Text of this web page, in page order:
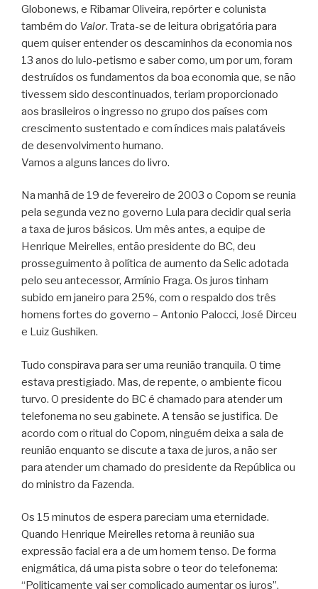
Globonews, e Ribamar Oliveira, repórter e colunista
também do Valor. Trata-se de leitura obrigatória para
quem quiser entender os descaminhos da economia nos
13 anos do lulo-petismo e saber como, um por um, foram
destruídos os fundamentos da boa economia que, se não
tivessem sido descontinuados, teriam proporcionado
aos brasileiros o ingresso no grupo dos países com
crescimento sustentado e com índices mais palatáveis
de desenvolvimento humano.
Vamos a alguns lances do livro.
Na manhã de 19 de fevereiro de 2003 o Copom se reunia
pela segunda vez no governo Lula para decidir qual seria
a taxa de juros básicos. Um mês antes, a equipe de
Henrique Meirelles, então presidente do BC, deu
prosseguimento à política de aumento da Selic adotada
pelo seu antecessor, Armínio Fraga. Os juros tinham
subido em janeiro para 25%, com o respaldo dos três
homens fortes do governo – Antonio Palocci, José Dirceu
e Luiz Gushiken.
Tudo conspirava para ser uma reunião tranquila. O time
estava prestigiado. Mas, de repente, o ambiente ficou
turvo. O presidente do BC é chamado para atender um
telefonema no seu gabinete. A tensão se justifica. De
acordo com o ritual do Copom, ninguém deixa a sala de
reunião enquanto se discute a taxa de juros, a não ser
para atender um chamado do presidente da República ou
do ministro da Fazenda.
Os 15 minutos de espera pareciam uma eternidade.
Quando Henrique Meirelles retorna à reunião sua
expressão facial era a de um homem tenso. De forma
enigmática, dá uma pista sobre o teor do telefonema:
“Politicamente vai ser complicado aumentar os juros”.